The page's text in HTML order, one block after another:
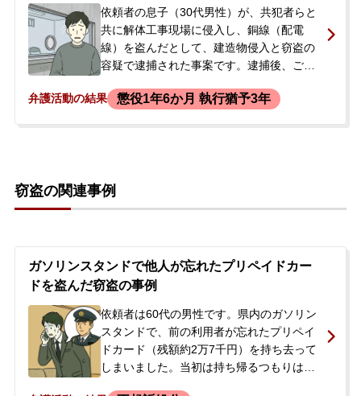
依頼者の息子（30代男性）が、共犯者らと
共に解体工事現場に侵入し、銅線（配電
線）を盗んだとして、建造物侵入と窃盗の
容疑で逮捕された事案です。逮捕後、ご両
された本人には既に国選弁護人が選任され
能性も懸念される状況でした。ご両親から
詳しい状況を伺い、即日ご依頼いただくこ
弁護活動の結果 懲役1年6か月 執行猶予3年
窃盗の関連事例
ガソリンスタンドで他人が忘れたプリペイドカー
ドを盗んだ窃盗の事例
依頼者は60代の男性です。県内のガソリン
スタンドで、前の利用者が忘れたプリペイ
ドカード（残額約2万7千円）を持ち去って
しまいました。当初は持ち帰るつもりはな